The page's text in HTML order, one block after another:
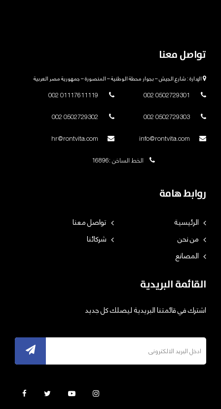
تواصل معنا
الإدارة : شارع الجيش – بجوار محطة الوطنية – المنصورة – جمهورية مصر العربية
الخط الساخن :16896
روابط هامة
الرئيسية
تواصل معنا
من نحن
شركائنا
المصانع
القائمة البريدية
اشترك في قائمتنا البريدية ليصلك كل جديد